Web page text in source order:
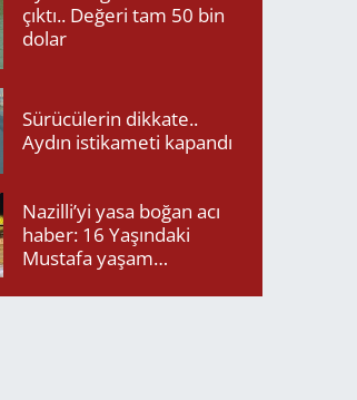
çıktı.. Değeri tam 50 bin
dolar
Sürücülerin dikkate..
Aydın istikameti kapandı
Nazilli’yi yasa boğan acı
haber: 16 Yaşındaki
Mustafa yaşam